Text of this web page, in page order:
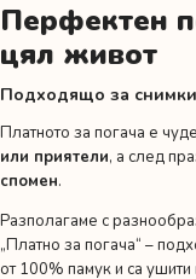
Перфектен
цял живот
Подходящо за
Платното за погача е
или приятели, а след
спомен.
Разполагаме с
„Платно за погача“ –
от 100% памук и са